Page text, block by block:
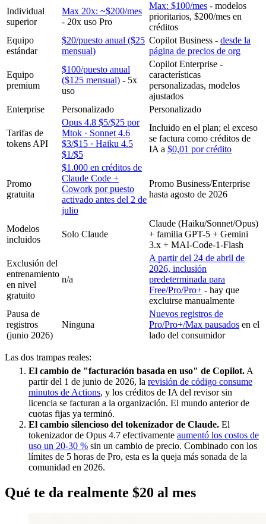
Individual
superior
Max 20x: ~$200/mes
- 20x uso Pro
Max: $100/mes - modelos
prioritarios, $200/mes en
créditos
Equipo
estándar
$20/puesto anual ($25
mensual)
Copilot Business - desde la
página de precios de org
Equipo
premium
$100/puesto anual
($125 mensual) - 5x
uso
Copilot Enterprise -
características
personalizadas, modelos
ajustados
Enterprise
Personalizado Personalizado
Tarifas de
tokens API
Opus 4.8 $5/$25 por
Mtok · Sonnet 4.6
$3/$15 · Haiku 4.5
$1/$5
Incluido en el plan; el exceso
se factura como créditos de
IA a $0,01 por crédito
Promo
gratuita
$1.000 en créditos de
Claude Code +
Cowork por puesto
activado antes del 2 de
julio
Promo Business/Enterprise
hasta agosto de 2026
Modelos
incluidos
Solo Claude
Claude (Haiku/Sonnet/Opus)
+ familia GPT-5 + Gemini
3.x + MAI-Code-1-Flash
Exclusión del
entrenamiento
en nivel
gratuito
n/a
A partir del 24 de abril de
2026, inclusión
predeterminada para
Free/Pro/Pro+ - hay que
excluirse manualmente
Pausa de
registros
(junio 2026)
Ninguna
Nuevos registros de
Pro/Pro+/Max pausados en el
lado del consumidor
Las dos trampas reales:
El cambio de "facturación basada en uso" de Copilot. A
partir del 1 de junio de 2026, la revisión de código consume
minutos de Actions, y los créditos de IA del revisor sin
licencia se facturan a la organización. El mundo anterior de
cuotas fijas ya terminó.
El cambio silencioso del tokenizador de Claude. El
tokenizador de Opus 4.7 efectivamente aumentó los costos de
uso un 20-30 % sin un cambio de precio. Combinado con los
límites de 5 horas de Pro, esta es la queja más sonada de la
comunidad en 2026.
Qué te da realmente $20 al mes